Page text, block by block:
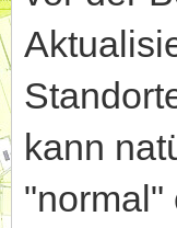
kann
"normal"